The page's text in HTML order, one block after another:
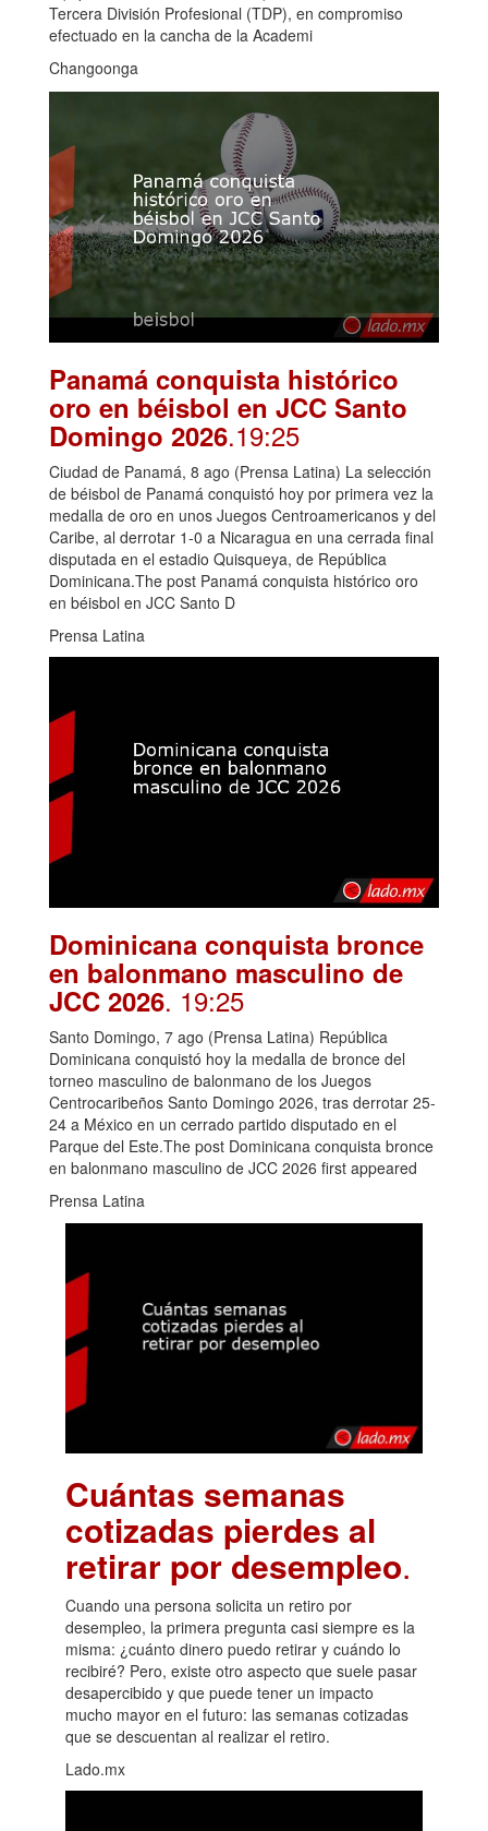
Tercera División Profesional (TDP), en compromiso
efectuado en la cancha de la Academi
Changoonga
Panamá conquista histórico
oro en béisbol en JCC Santo
Domingo 2026.19:25
Ciudad de Panamá, 8 ago (Prensa Latina) La selección
de béisbol de Panamá conquistó hoy por primera vez la
medalla de oro en unos Juegos Centroamericanos y del
Caribe, al derrotar 1-0 a Nicaragua en una cerrada final
disputada en el estadio Quisqueya, de República
Dominicana.The post Panamá conquista histórico oro
en béisbol en JCC Santo D
Prensa Latina
Dominicana conquista bronce
en balonmano masculino de
JCC 2026. 19:25
Santo Domingo, 7 ago (Prensa Latina) República
Dominicana conquistó hoy la medalla de bronce del
torneo masculino de balonmano de los Juegos
Centrocaribeños Santo Domingo 2026, tras derrotar 25-
24 a México en un cerrado partido disputado en el
Parque del Este.The post Dominicana conquista bronce
en balonmano masculino de JCC 2026 first appeared
Prensa Latina
Cuántas semanas
cotizadas pierdes al
retirar por desempleo.
Cuando una persona solicita un retiro por
desempleo, la primera pregunta casi siempre es la
misma: ¿cuánto dinero puedo retirar y cuándo lo
recibiré? Pero, existe otro aspecto que suele pasar
desapercibido y que puede tener un impacto
mucho mayor en el futuro: las semanas cotizadas
que se descuentan al realizar el retiro.
Lado.mx